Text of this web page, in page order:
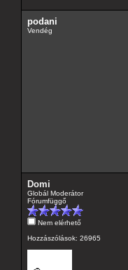
podani
Vendég
Domi
Globál Moderátor
Fórumfüggő
Nem elérhető
Hozzászólások: 26965